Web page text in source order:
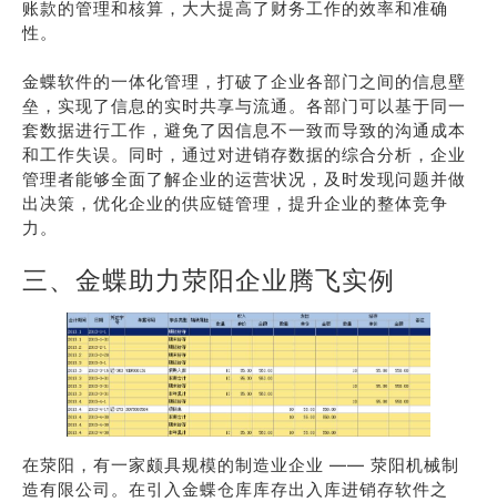
账款的管理和核算，大大提高了财务工作的效率和准确
性。
金蝶软件的一体化管理，打破了企业各部门之间的信息壁
垒，实现了信息的实时共享与流通。各部门可以基于同一
套数据进行工作，避免了因信息不一致而导致的沟通成本
和工作失误。同时，通过对进销存数据的综合分析，企业
管理者能够全面了解企业的运营状况，及时发现问题并做
出决策，优化企业的供应链管理，提升企业的整体竞争
力。
三、金蝶助力荥阳企业腾飞实例
在荥阳，有一家颇具规模的制造业企业 —— 荥阳机械制
造有限公司。在引入金蝶仓库库存出入库进销存软件之